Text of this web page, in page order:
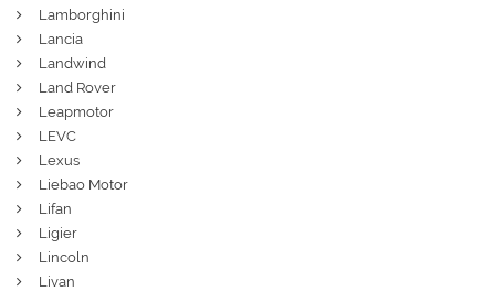
Lamborghini
Lancia
Landwind
Land Rover
Leapmotor
LEVC
Lexus
Liebao Motor
Lifan
Ligier
Lincoln
Livan